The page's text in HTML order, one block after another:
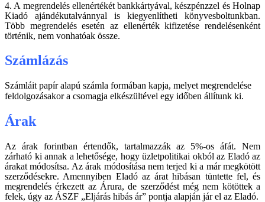
4. A megrendelés ellenértékét bankkártyával, készpénzzel és Holnap
Kiadó ajándékutalvánnyal is kiegyenlítheti könyvesboltunkban.
Több megrendelés esetén az ellenérték kifizetése rendelésenként
történik, nem vonhatóak össze.
Számlázás
Számláit papír alapú számla formában kapja, melyet megrendelése
feldolgozásakor a csomagja elkészültével egy időben állítunk ki.
Árak
Az árak forintban értendők, tartalmazzák az 5%-os áfát. Nem
zárható ki annak a lehetősége, hogy üzletpolitikai okból az Eladó az
árakat módosítsa. Az árak módosítása nem terjed ki a már megkötött
szerződésekre. Amennyiben Eladó az árat hibásan tüntette fel, és
megrendelés érkezett az Árura, de szerződést még nem kötöttek a
felek, úgy az ÁSZF „Eljárás hibás ár” pontja alapján jár el az Eladó.